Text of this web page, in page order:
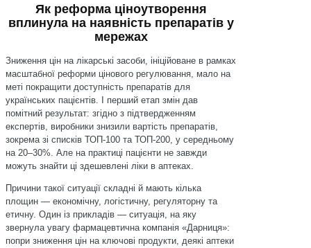
Як реформа ціноутворення
вплинула на наявність препаратів у
мережах
Зниження цін на лікарські засоби, ініційоване в рамках
масштабної реформи цінового регулювання, мало на
меті покращити доступність препаратів для
українських пацієнтів. І перший етап змін дав
помітний результат: згідно з підтвердженням
експертів, виробники знизили вартість препаратів,
зокрема зі списків ТОП-100 та ТОП-200, у середньому
на 20–30%. Але на практиці пацієнти не завжди
можуть знайти ці здешевлені ліки в аптеках.
Причини такої ситуації складні й мають кілька
площин — економічну, логістичну, регуляторну та
етичну. Один із прикладів — ситуація, на яку
звернула увагу фармацевтична компанія «Дарниця»:
попри зниження цін на ключові продукти, деякі аптеки